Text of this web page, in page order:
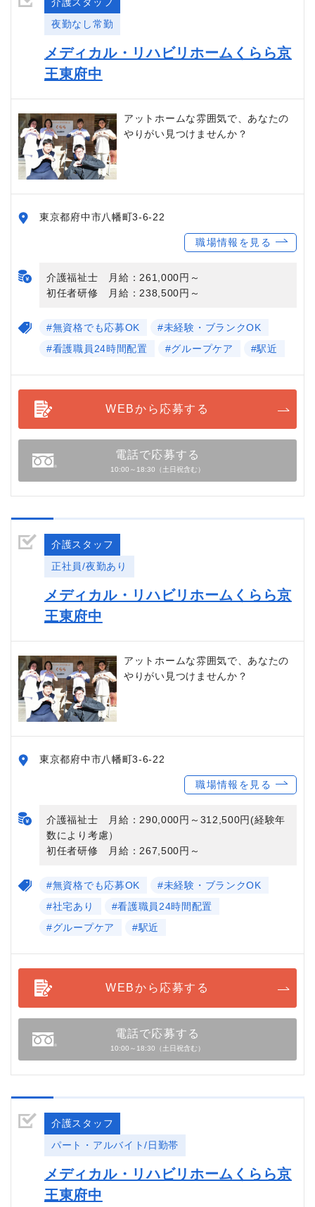
夜勤なし常勤
メディカル・リハビリホームくらら京
王東府中
アットホームな雰囲気で、あなたの
やりがい見つけませんか？
東京都府中市八幡町3-6-22
職場情報を見る
介護福祉士 月給：261,000円～
初任者研修 月給：238,500円～
#無資格でも応募OK
#未経験・ブランクOK
#看護職員24時間配置
#グループケア #駅近
WEBから応募する
電話で応募する
10:00～18:30（土日祝含む）
介護スタッフ
正社員/夜勤あり
メディカル・リハビリホームくらら京
王東府中
アットホームな雰囲気で、あなたの
やりがい見つけませんか？
東京都府中市八幡町3-6-22
職場情報を見る
介護福祉士 月給：290,000円～312,500円(経験年
数により考慮）
初任者研修 月給：267,500円～
#無資格でも応募OK
#未経験・ブランクOK
#社宅あり
#看護職員24時間配置
#グループケア
#駅近
WEBから応募する
電話で応募する
10:00～18:30（土日祝含む）
介護スタッフ
パート・アルバイト/日勤帯
メディカル・リハビリホームくらら京
王東府中